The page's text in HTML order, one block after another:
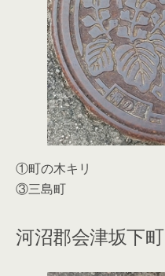
①町の木キリ
③三島町
河沼郡会津坂下町